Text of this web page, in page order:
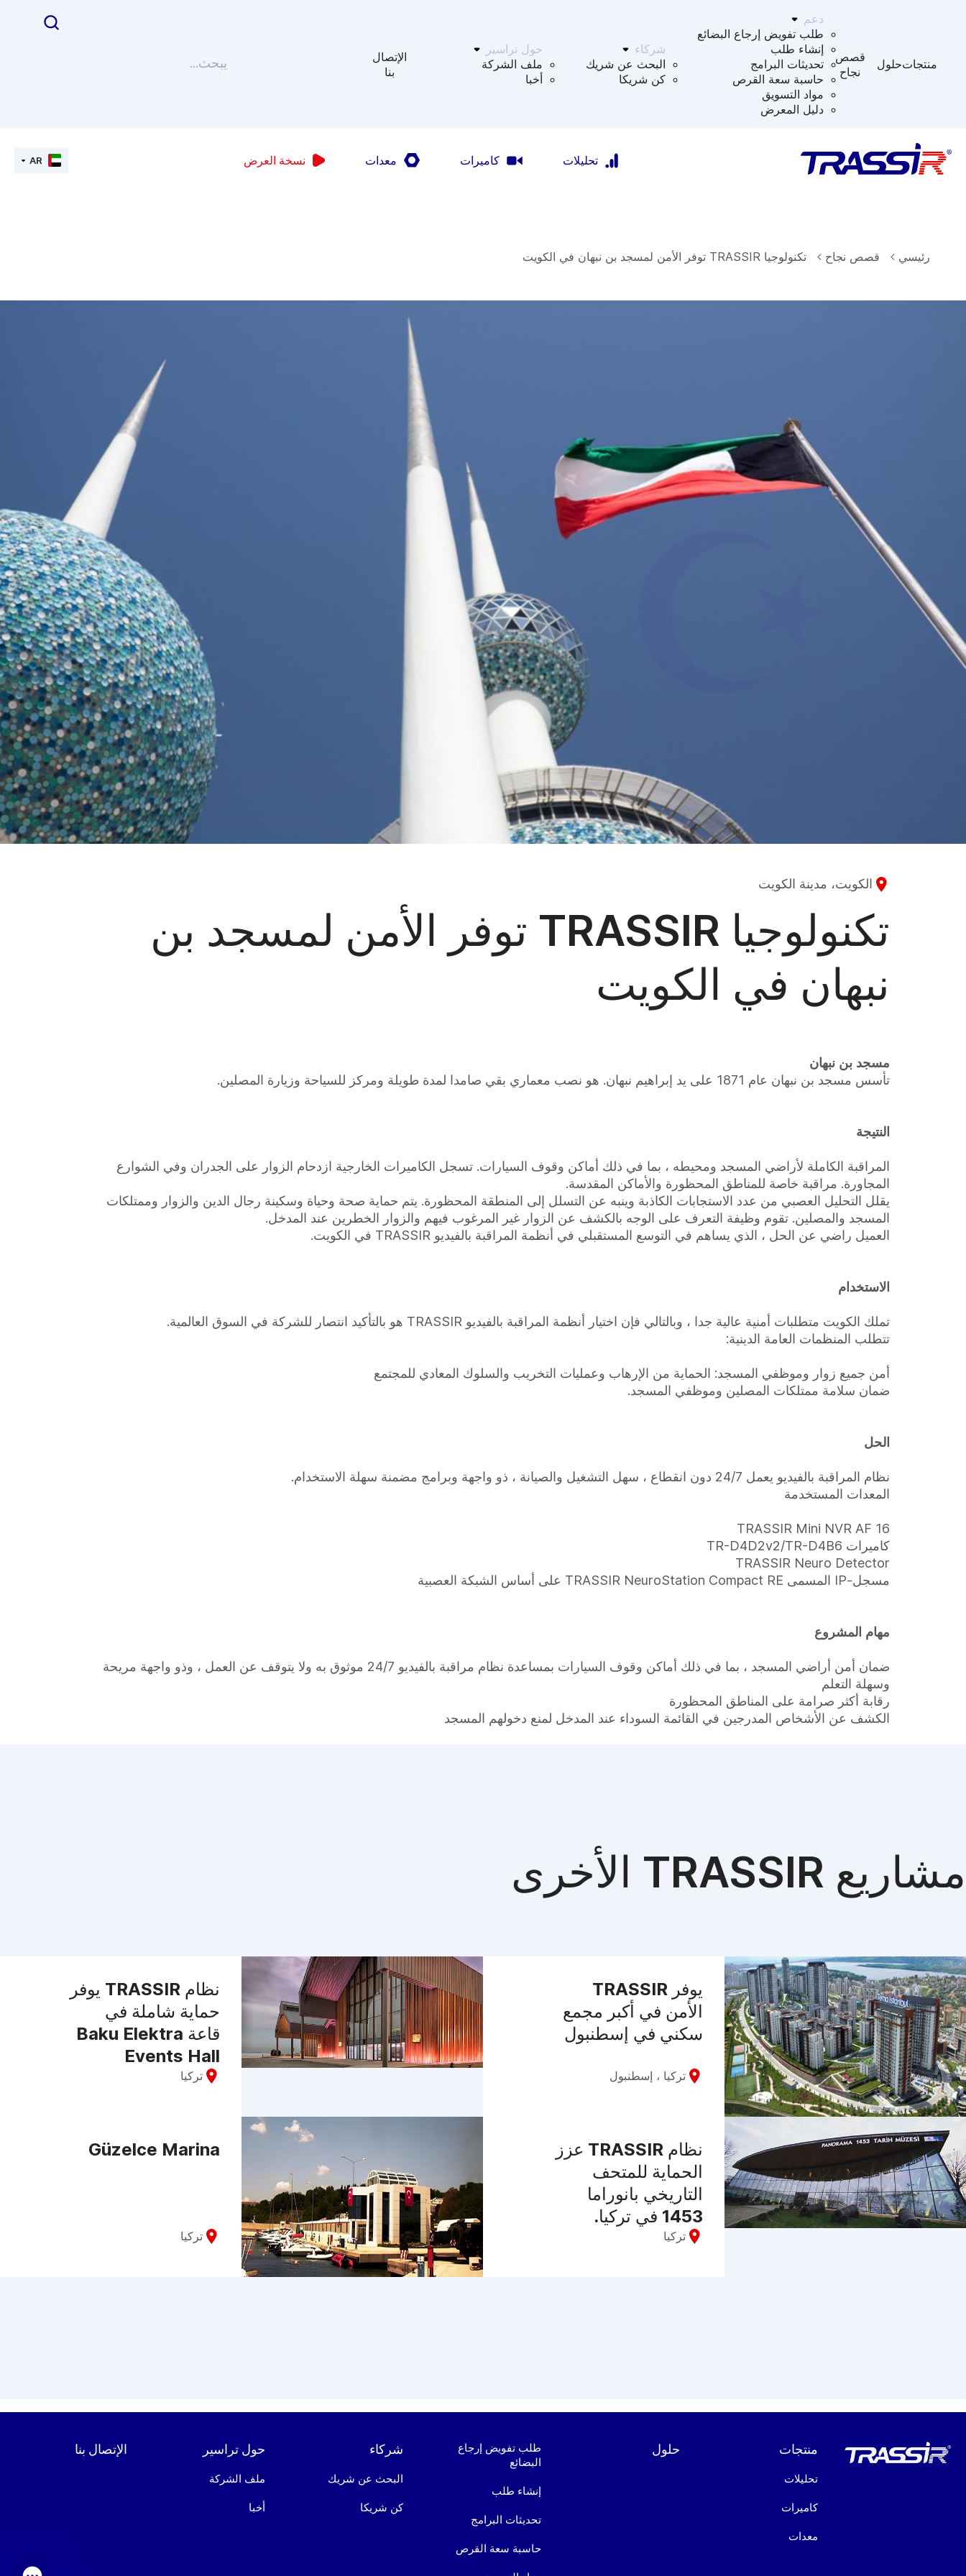
منتجاتحلول
قصص
نجاح
دعم
طلب تفويض إرجاع البضائع
إنشاء طلب
تحديثات البرامج
حاسبة سعة القرص
مواد التسويق
دليل المعرض
شركاء
البحث عن شريك
كن شريكا
حول تراسير
ملف الشركة
أخبا
الإتصال
بنا
تحليلات كاميرات معدات نسخة العرض AR
رئيسي قصص نجاح تكنولوجيا TRASSIR توفر الأمن لمسجد بن نبهان في الكويت
الكويت، مدينة الكويت
تكنولوجيا TRASSIR توفر الأمن لمسجد بن
نبهان في الكويت
مسجد بن نبهان
تأسس مسجد بن نبهان عام 1871 على يد إبراهيم نبهان. هو نصب معماري بقي صامدا لمدة طويلة ومركز للسياحة وزيارة المصلين.
النتيجة
المراقبة الكاملة لأراضي المسجد ومحيطه ، بما في ذلك أماكن وقوف السيارات. تسجل الكاميرات الخارجية ازدحام الزوار على الجدران وفي الشوارع
المجاورة. مراقبة خاصة للمناطق المحظورة والأماكن المقدسة.
يقلل التحليل العصبي من عدد الاستجابات الكاذبة وينبه عن التسلل إلى المنطقة المحظورة. يتم حماية صحة وحياة وسكينة رجال الدين والزوار وممتلكات
المسجد والمصلين. تقوم وظيفة التعرف على الوجه بالكشف عن الزوار غير المرغوب فيهم والزوار الخطرين عند المدخل.
العميل راضي عن الحل ، الذي يساهم في التوسع المستقبلي في أنظمة المراقبة بالفيديو TRASSIR في الكويت.
الاستخدام
تملك الكويت متطلبات أمنية عالية جدا ، وبالتالي فإن اختيار أنظمة المراقبة بالفيديو TRASSIR هو بالتأكيد انتصار للشركة في السوق العالمية.
تتطلب المنظمات العامة الدينية:
أمن جميع زوار وموظفي المسجد: الحماية من الإرهاب وعمليات التخريب والسلوك المعادي للمجتمع
ضمان سلامة ممتلكات المصلين وموظفي المسجد.
الحل
نظام المراقبة بالفيديو يعمل 24/7 دون انقطاع ، سهل التشغيل والصيانة ، ذو واجهة وبرامج مضمنة سهلة الاستخدام.
المعدات المستخدمة
TRASSIR Mini NVR AF 16
كاميرات TR-D4D2v2/TR-D4B6
TRASSIR Neuro Detector
مسجل-IP المسمى TRASSIR NeuroStation Compact RE على أساس الشبكة العصبية
مهام المشروع
ضمان أمن أراضي المسجد ، بما في ذلك أماكن وقوف السيارات بمساعدة نظام مراقبة بالفيديو 24/7 موثوق به ولا يتوقف عن العمل ، وذو واجهة مريحة
وسهلة التعلم
رقابة أكثر صرامة على المناطق المحظورة
الكشف عن الأشخاص المدرجين في القائمة السوداء عند المدخل لمنع دخولهم المسجد
مشاريع TRASSIR الأخرى
تركيا
نظام TRASSIR يوفر
حماية شاملة في
قاعة Baku Elektra
Events Hall
تركيا ، إسطنبول
يوفر TRASSIR
الأمن في أكبر مجمع
سكني في إسطنبول
تركيا
Güzelce Marina
تركيا
نظام TRASSIR عزز
الحماية للمتحف
التاريخي بانوراما
1453 في تركيا.
منتجات
تحليلات
كاميرات
معدات
حلول
طلب تفويض إرجاع
البضائع
إنشاء طلب
تحديثات البرامج
حاسبة سعة القرص
شركاء
البحث عن شريك
كن شريكا
حول تراسير
ملف الشركة
أخبا
الإتصال بنا